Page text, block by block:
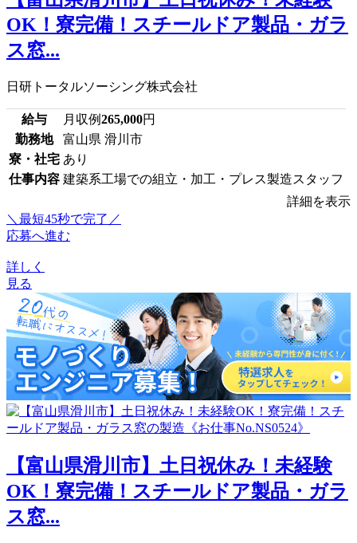
OK！寮完備！スチールドア製品・ガラ
ス窓...
日研トータルソーシング株式会社
給与 月収例265,000円
勤務地
富山県 滑川市
寮・社宅 あり
仕事内容 建築系工場での組立・加工・プレス製造スタッフ
詳細を表示
＼最短45秒で完了／
応募へ進む
詳しく
見る
【富山県滑川市】土日祝休み！未経験
OK！寮完備！スチールドア製品・ガラ
ス窓...